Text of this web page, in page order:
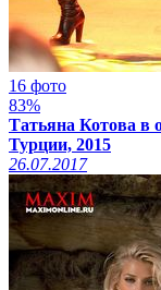
16 фото
83%
Татьяна Котова в
Турции, 2015
26.07.2017